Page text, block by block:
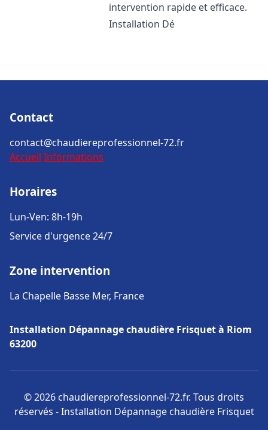
intervention rapide et efficace.
Installation Dé
Contact
contact@chaudiereprofessionnel-72.fr
Accueil Informations
Horaires
Lun-Ven: 8h-19h
Service d'urgence 24/7
Zone intervention
La Chapelle Basse Mer, France
Installation Dépannage chaudière Frisquet à Riom
63200
© 2026 chaudiereprofessionnel-72.fr. Tous droits
réservés - Installation Dépannage chaudière Frisquet